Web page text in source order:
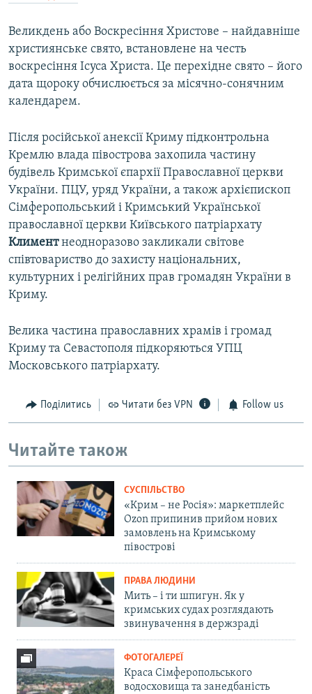
Великдень або Воскресіння Христове – найдавніше
християнське свято, встановлене на честь
воскресіння Ісуса Христа. Це перехідне свято – його
дата щороку обчислюється за місячно-сонячним
календарем.
Після російської анексії Криму підконтрольна
Кремлю влада півострова захопила частину
будівель Кримської єпархії Православної церкви
України. ПЦУ, уряд України, а також архієпископ
Сімферопольський і Кримський Української
православної церкви Київського патріархату
Климентнеодноразово закликали світове
співтовариство до захисту національних,
культурних і релігійних прав громадян України в
Криму.
Велика частина православних храмів і громад
Криму та Севастополя підкоряються УПЦ
Московського патріархату.
Поділитись Читати без VPN Follow us
Читайте також
СУСПІЛЬСТВО
«Крим – не Росія»: маркетплейс
Ozon припинив прийом нових
замовлень на Кримському
півострові
ПРАВА ЛЮДИНИ
Мить – і ти шпигун. Як у
кримських судах розглядають
звинувачення в держзраді
ФОТОГАЛЕРЕЇ
Краса Сімферопольського
водосховища та занедбаність